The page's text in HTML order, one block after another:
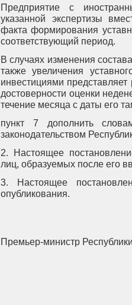
Предприятие с
указанной экспертизы
факта формирования
соответствующий период.
В случаях изменения
также увеличения
инвестициями
достоверности оценки
течение месяца с даты его
пункт 7 дополнить
законодательством
2. Настоящее
лиц, образуемых после его
3. Настоящее
опубликования.
Премьер-министр